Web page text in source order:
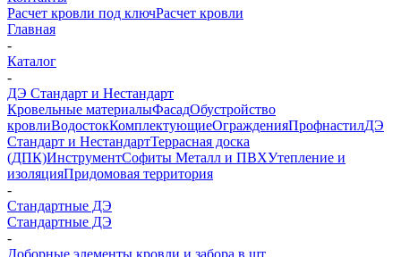
Расчет кровли под ключРасчет кровли
Главная
-
Каталог
-
ДЭ Стандарт и Нестандарт
Кровельные материалыФасадОбустройство
кровлиВодостокКомплектующиеОгражденияПрофнастилДЭ
Стандарт и НестандартТеррасная доска
(ДПК)ИнструментСофиты Металл и ПВХУтепление и
изоляцияПридомовая территория
-
Стандартные ДЭ
Стандартные ДЭ
-
Доборные элементы кровли и забора в шт